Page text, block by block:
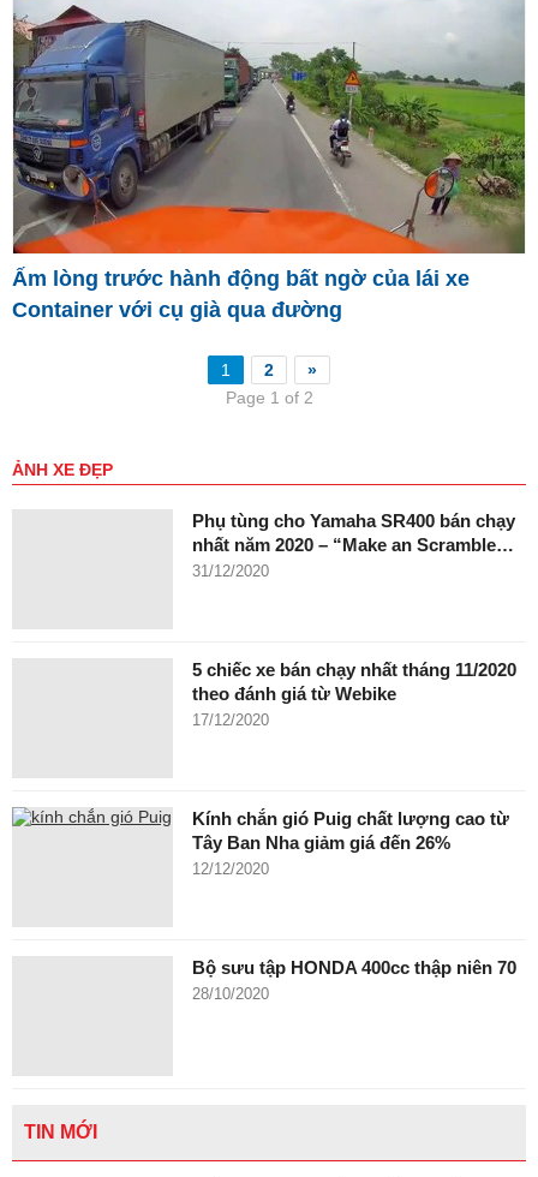
Ấm lòng trước hành động bất ngờ của lái xe
Container với cụ già qua đường
1 2
»
Page 1 of 2
ẢNH XE ĐẸP
Phụ tùng cho Yamaha SR400 bán chạy
nhất năm 2020 – “Make an Scramble…
31/12/2020
5 chiếc xe bán chạy nhất tháng 11/2020
theo đánh giá từ Webike
17/12/2020
Kính chắn gió Puig chất lượng cao từ
Tây Ban Nha giảm giá đến 26%
12/12/2020
Bộ sưu tập HONDA 400cc thập niên 70
28/10/2020
TIN MỚI